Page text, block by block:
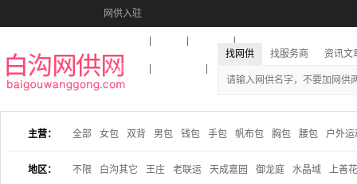
网供入驻
收藏本站
找网供 找服务商 资讯文
主营： 全部 女包 双背 男包 钱包 手包 帆布包 胸包 腰包 户外运
地区： 不限 白沟其它 王庄 老联运 天成嘉园 御龙庭 水晶域 上善